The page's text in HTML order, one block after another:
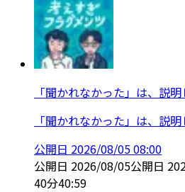
「聞かれなかった」は、説
「聞かれなかった」は、説
公開日 2026/08/05 08:00
公開日 2026/08/05公開日
40分40:59